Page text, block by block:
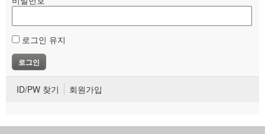
로그인 유지
ID/PW 찾기 회원가입